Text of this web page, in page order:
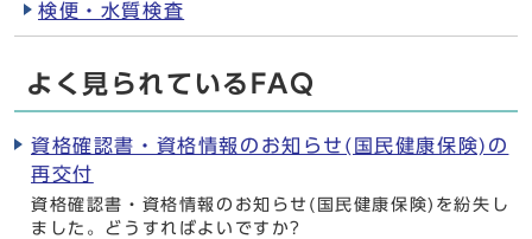
検便・水質検査
よく見られているFAQ
資格確認書・資格情報のお知らせ(国民健康保険)の
再交付
資格確認書・資格情報のお知らせ(国民健康保険)を紛失し
ました。どうすればよいですか?